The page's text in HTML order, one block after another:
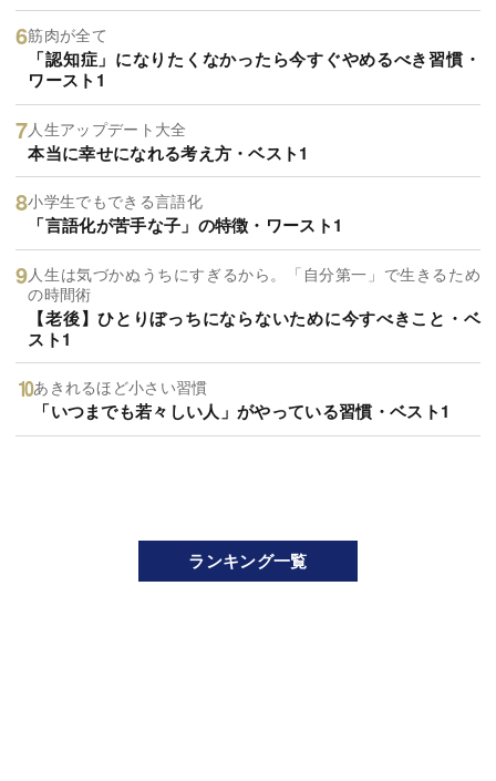
筋肉が全て
「認知症」になりたくなかったら今すぐやめるべき習慣・
ワースト1
人生アップデート大全
本当に幸せになれる考え方・ベスト1
小学生でもできる言語化
「言語化が苦手な子」の特徴・ワースト1
人生は気づかぬうちにすぎるから。「自分第一」で生きるため
の時間術
【老後】ひとりぼっちにならないために今すべきこと・ベ
スト1
あきれるほど小さい習慣
「いつまでも若々しい人」がやっている習慣・ベスト1
ランキング一覧